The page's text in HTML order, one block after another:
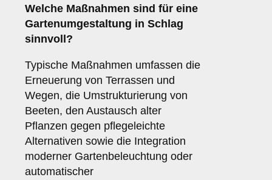
Welche Maßnahmen sind für eine
Gartenumgestaltung in Schlag
sinnvoll?
Typische Maßnahmen umfassen die
Erneuerung von Terrassen und
Wegen, die Umstrukturierung von
Beeten, den Austausch alter
Pflanzen gegen pflegeleichte
Alternativen sowie die Integration
moderner Gartenbeleuchtung oder
automatischer